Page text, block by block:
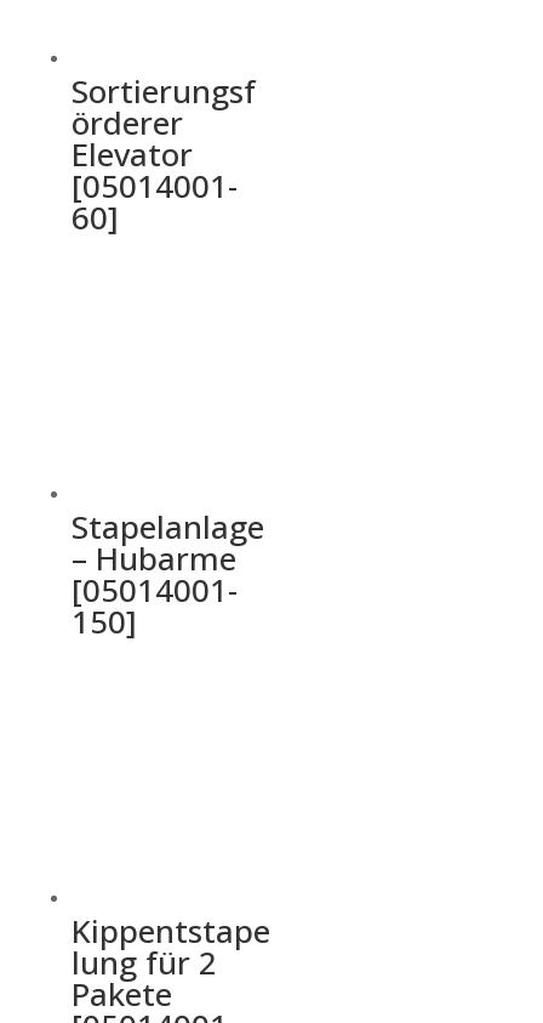
Sortierungsf
örderer
Elevator
[05014001-
60]
Stapelanlage
– Hubarme
[05014001-
150]
Kippentstape
lung für 2
Pakete